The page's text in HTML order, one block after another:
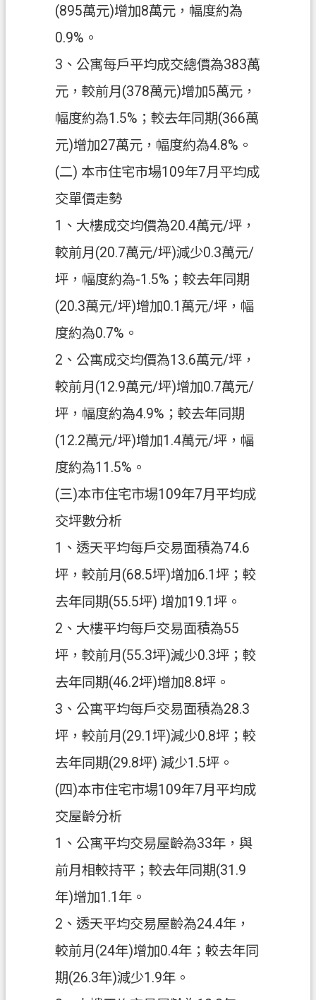
(895萬元)增加8萬元，幅度約為
0.9%。
3、公寓每戶平均成交總價為383萬
元，較前月(378萬元)增加5萬元，
幅度約為1.5%；較去年同期(366萬
元)增加27萬元，幅度約為4.8%。
(二) 本市住宅市場109年7月平均成
交單價走勢
1、大樓成交均價為20.4萬元/坪，
較前月(20.7萬元/坪)減少0.3萬元/
坪，幅度約為-1.5%；較去年同期
(20.3萬元/坪)增加0.1萬元/坪，幅
度約為0.7%。
2、公寓成交均價為13.6萬元/坪，
較前月(12.9萬元/坪)增加0.7萬元/
坪，幅度約為4.9%；較去年同期
(12.2萬元/坪)增加1.4萬元/坪，幅
度約為11.5%。
(三)本市住宅市場109年7月平均成
交坪數分析
1、透天平均每戶交易面積為74.6
坪，較前月(68.5坪)增加6.1坪；較
去年同期(55.5坪) 增加19.1坪。
2、大樓平均每戶交易面積為55
坪，較前月(55.3坪)減少0.3坪；較
去年同期(46.2坪)增加8.8坪。
3、公寓平均每戶交易面積為28.3
坪，較前月(29.1坪)減少0.8坪；較
去年同期(29.8坪) 減少1.5坪。
(四)本市住宅市場109年7月平均成
交屋齡分析
1、公寓平均交易屋齡為33年，與
前月相較持平；較去年同期(31.9
年)增加1.1年。
2、透天平均交易屋齡為24.4年，
較前月(24年)增加0.4年；較去年同
期(26.3年)減少1.9年。